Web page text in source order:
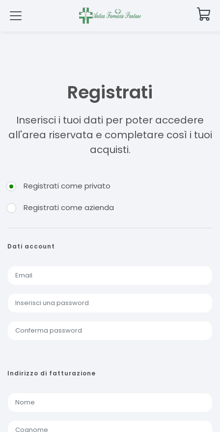
Registrati
Inserisci i tuoi dati per poter accedere
all'area riservata e completare così i tuoi
acquisti.
Registrati come privato
Registrati come azienda
Dati account
Indirizzo di fatturazione